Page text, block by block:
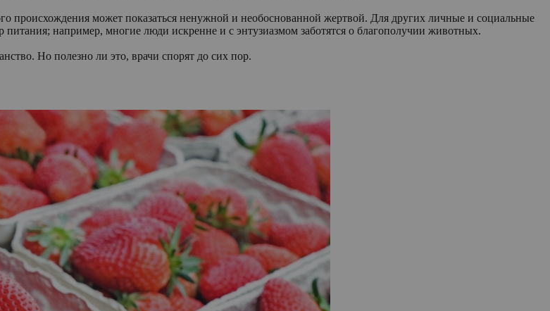
происхождения может показаться ненужной и необоснованной жертвой. Для других личные и социальные
например, многие люди искренне и с энтузиазмом заботятся о благополучии животных.
Но полезно ли это, врачи спорят до сих пор.